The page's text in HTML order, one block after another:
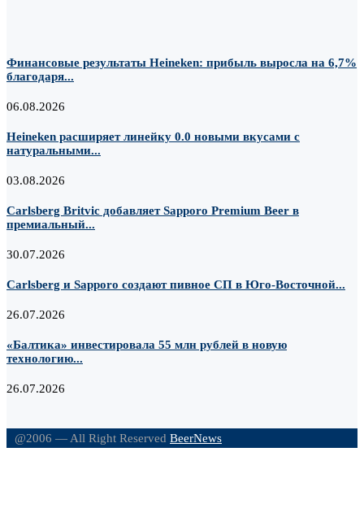
Финансовые результаты Heineken: прибыль выросла на 6,7%
благодаря...
06.08.2026
Heineken расширяет линейку 0.0 новыми вкусами с
натуральными...
03.08.2026
Carlsberg Britvic добавляет Sapporo Premium Beer в
премиальный...
30.07.2026
Carlsberg и Sapporo создают пивное СП в Юго-Восточной...
26.07.2026
«Балтика» инвестировала 55 млн рублей в новую
технологию...
26.07.2026
@2006 — All Right Reserved BeerNews